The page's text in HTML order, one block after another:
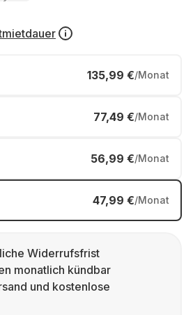
135,99 €/Monat
77,49 €/Monat
56,99 €/Monat
47,99 €/Monat
Widerrufsfrist
monatlich kündbar
und kostenlose